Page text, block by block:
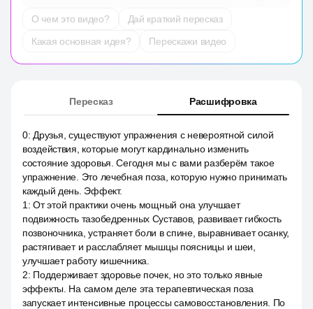
О чем это видео?
Дай краткий пересказ
Какая основная идея?
Перескажи видео
Пересказ Расшифровка
0: Друзья, существуют упражнения с невероятной силой
воздействия, которые могут кардинально изменить
состояние здоровья. Сегодня мы с вами разберём такое
упражнение. Это лечебная поза, которую нужно принимать
каждый день. Эффект.
1 :От этой практики очень мощный она улучшает
подвижность тазобедренных Суставов, развивает гибкость
позвоночника, устраняет боли в спине, выравнивает осанку,
растягивает и расслабляет мышцы поясницы и шеи,
улучшает работу кишечника.
2: Поддерживает здоровье почек, но это только явные
эффекты. На самом деле эта терапевтическая поза
запускает интенсивные процессы самовосстановления. По